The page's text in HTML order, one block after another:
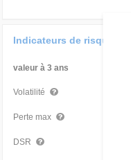
Indicateurs de risque
valeur à 3 ans
Volatilité
Perte max -
DSR